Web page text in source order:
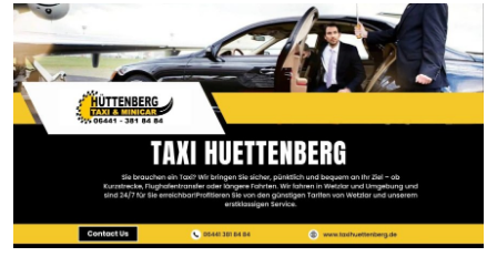
Health
Submit Press Release
Guest Posting
Advertise with US